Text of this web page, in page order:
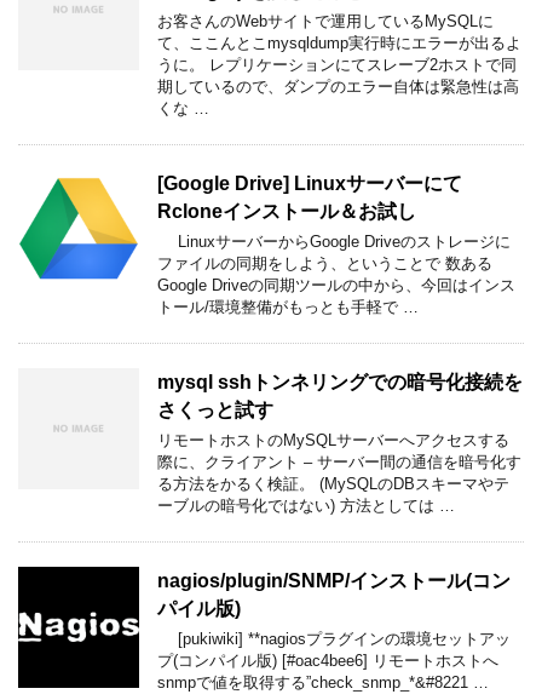
お客さんのWebサイトで運用しているMySQLに
て、ここんとこmysqldump実行時にエラーが出るよ
うに。 レプリケーションにてスレーブ2ホストで同
期しているので、ダンプのエラー自体は緊急性は高
くな …
[Google Drive] Linuxサーバーにて
Rcloneインストール＆お試し
LinuxサーバーからGoogle Driveのストレージに
ファイルの同期をしよう、ということで 数ある
Google Driveの同期ツールの中から、今回はインス
トール/環境整備がもっとも手軽で …
mysql sshトンネリングでの暗号化接続を
さくっと試す
リモートホストのMySQLサーバーへアクセスする
際に、クライアント – サーバー間の通信を暗号化す
る方法をかるく検証。 (MySQLのDBスキーマやテ
ーブルの暗号化ではない) 方法としては …
nagios​/plugin​/SNMP​/インストール(コン
パイル版)
[pukiwiki] **nagiosプラグインの環境セットアッ
プ(コンパイル版) [#oac4bee6] リモートホストへ
snmpで値を取得する”check_snmp_*&#8221 …